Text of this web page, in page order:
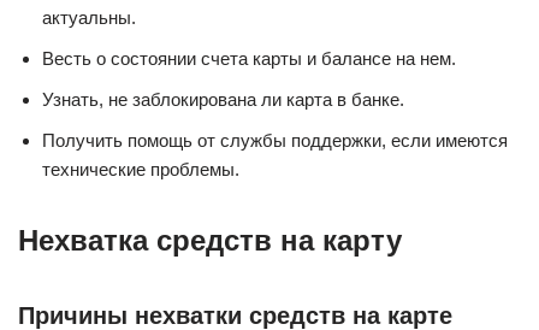
актуальны.
Весть о состоянии счета карты и балансе на нем.
Узнать, не заблокирована ли карта в банке.
Получить помощь от службы поддержки, если имеются
технические проблемы.
Нехватка средств на карту
Причины нехватки средств на карте